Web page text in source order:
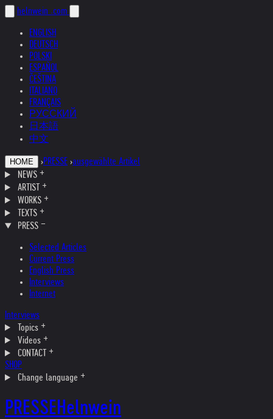
helnwein .com
ENGLISH
DEUTSCH
POLSKI
ESPAÑOL
ČEŠTINA
ITALIANO
FRANÇAIS
РУССКИЙ
日本語
中文
HOME ›PRESSE ›ausgewählte Artikel
NEWS
ARTIST
WORKS
TEXTS
PRESS
Selected Articles
Current Press
English Press
Interviews
Internet
Interviews
Topics
Videos
CONTACT
SHOP
Change language
PRESSEHelnwein